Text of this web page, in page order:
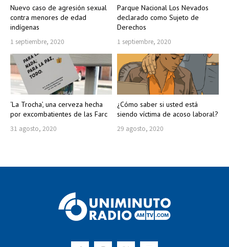
Nuevo caso de agresión sexual
contra menores de edad
indígenas
1 septiembre, 2020
Parque Nacional Los Nevados
declarado como Sujeto de
Derechos
1 septiembre, 2020
‘La Trocha’, una cerveza hecha
por excombatientes de las Farc
31 agosto, 2020
¿Cómo saber si usted está
siendo víctima de acoso laboral?
29 agosto, 2020